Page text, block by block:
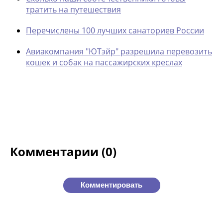
тратить на путешествия
Перечислены 100 лучших санаториев России
Авиакомпания "ЮТэйр" разрешила перевозить
кошек и собак на пассажирских креслах
Комментарии (0)
Комментировать